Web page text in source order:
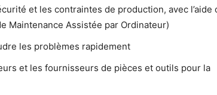
et les contraintes de production, avec l’aide
Maintenance Assistée par Ordinateur)
les problèmes rapidement
et les fournisseurs de pièces et outils pour la